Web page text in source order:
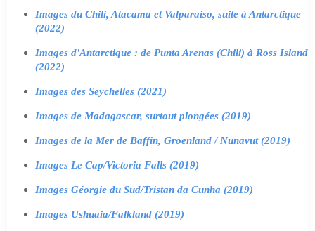
Images du Chili, Atacama et Valparaiso, suite à Antarctique
(2022)
Images d'Antarctique : de Punta Arenas (Chili) à Ross Island
(2022)
Images des Seychelles (2021)
Images de Madagascar, surtout plongées (2019)
Images de la Mer de Baffin, Groenland / Nunavut (2019)
Images Le Cap/Victoria Falls (2019)
Images Géorgie du Sud/Tristan da Cunha (2019)
Images Ushuaia/Falkland (2019)